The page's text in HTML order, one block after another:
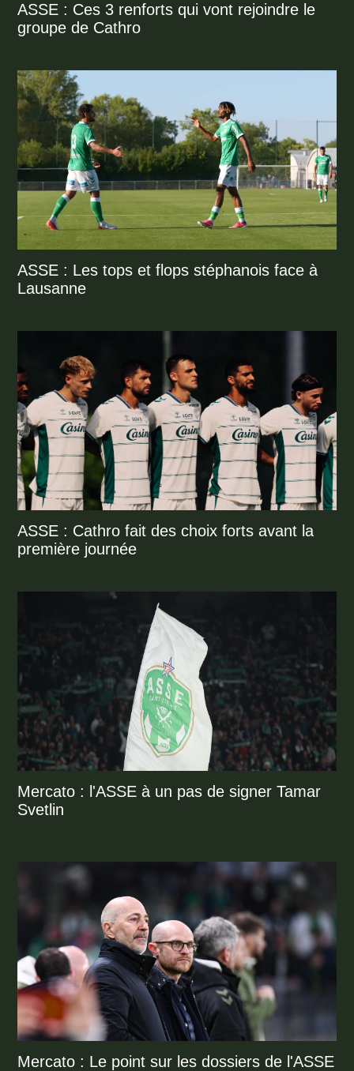
ASSE : Ces 3 renforts qui vont rejoindre le
groupe de Cathro
ASSE : Les tops et flops stéphanois face à
Lausanne
ASSE : Cathro fait des choix forts avant la
première journée
Mercato : l'ASSE à un pas de signer Tamar
Svetlin
Mercato : Le point sur les dossiers de l'ASSE